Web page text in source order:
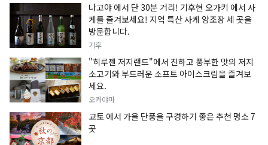
나고야 에서 단 30분 거리! 기후현 오가키 에서 사
케를 즐겨보세요! 지역 특산 사케 양조장 세 곳을
방문합니다.
기후
"히루젠 저지랜드"에서 진하고 풍부한 맛의 저지
소고기와 부드러운 소프트 아이스크림을 즐겨보
세요.
오카야마
교토 에서 가을 단풍을 구경하기 좋은 추천 명소 7
곳